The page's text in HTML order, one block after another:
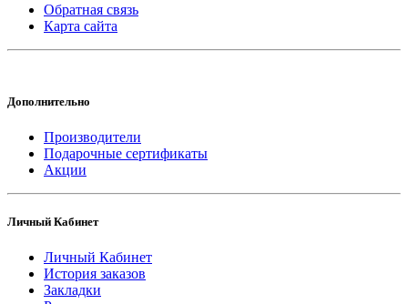
Обратная связь
Карта сайта
Дополнительно
Производители
Подарочные сертификаты
Акции
Личный Кабинет
Личный Кабинет
История заказов
Закладки